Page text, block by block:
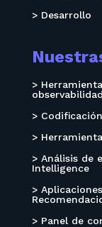
> Desarrollo
>
observabilidad
>
>
> Análisis de
Intelligence
>
> Panel de